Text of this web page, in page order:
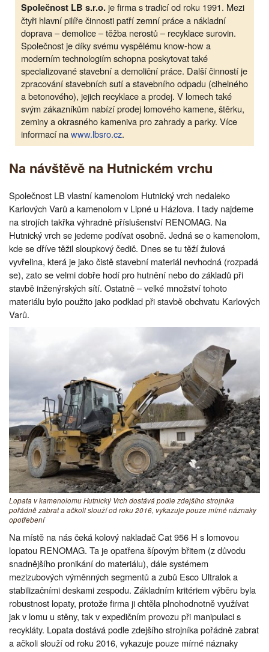
Společnost LB s.r.o.je firma s tradicí od roku 1991. Mezi
čtyři hlavní pilíře činnosti patří zemní práce a nákladní
doprava – demolice – těžba nerostů – recyklace surovin.
Společnost je díky svému vyspělému know-how a
moderním technologiím schopna poskytovat také
specializované stavební a demoliční práce. Další činností je
zpracování stavebních sutí a stavebního odpadu (cihelného
a betonového), jejich recyklace a prodej. V lomech také
svým zákazníkům nabízí prodej lomového kamene, štěrku,
zeminy a okrasného kameniva pro zahrady a parky. Více
informací nawww.lbsro.cz.
Na návštěvě na Hutnickém vrchu
Společnost LB vlastní kamenolom Hutnický vrch nedaleko
Karlových Varů a kamenolom v Lipné u Házlova. I tady najdeme
na strojích takřka výhradně příslušenství RENOMAG. Na
Hutnický vrch se jedeme podívat osobně. Jedná se o kamenolom,
kde se dříve těžil sloupkový čedič. Dnes se tu těží žulová
vyvřelina, která je jako čistě stavební materiál nevhodná (rozpadá
se), zato se velmi dobře hodí pro hutnění nebo do základů při
stavbě inženýrských sítí. Ostatně – velké množství tohoto
materiálu bylo použito jako podklad při stavbě obchvatu Karlových
Varů.
Lopata v kamenolomu Hutnický Vrch dostává podle zdejšího strojníka
pořádně zabrat a ačkoli slouží od roku 2016, vykazuje pouze mírné náznaky
opotřebení
Na místě na nás čeká kolový nakladač Cat 956 H s lomovou
lopatou RENOMAG. Ta je opatřena šípovým břitem (z důvodu
snadnějšího pronikání do materiálu), dále systémem
mezizubových výměnných segmentů a zubů Esco Ultralok a
stabilizačními deskami zespodu. Základním kritériem výběru byla
robustnost lopaty, protože firma ji chtěla plnohodnotně využívat
jak v lomu u stěny, tak v expedičním provozu při manipulaci s
recykláty. Lopata dostává podle zdejšího strojníka pořádně zabrat
a ačkoli slouží od roku 2016, vykazuje pouze mírné náznaky